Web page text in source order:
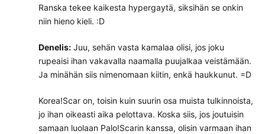
Ranska tekee kaikesta hypergaytä, siksihän se onkin
niin hieno kieli. :D
Denelis: Juu, sehän vasta kamalaa olisi, jos joku
rupeaisi ihan vakavalla naamalla puujalkaa veistämään.
Ja minähän siis nimenomaan kiitin, enkä haukkunut. =D
Korea!Scar on, toisin kuin suurin osa muista tulkinnoista,
jo ihan oikeasti aika pelottava. Koska siis, jos joutuisin
samaan luolaan Palo!Scarin kanssa, olisin varmaan ihan